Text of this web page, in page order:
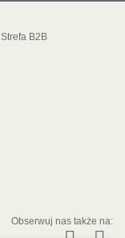
Strefa B2B
Obserwuj nas także na: